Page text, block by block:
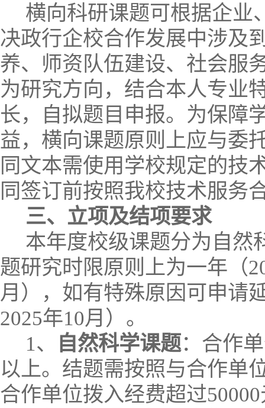
横向科研课题可根据企业
决政行企校合作发展中涉及
养、师资队伍建设、社会服
为研究方向，结合本人专业
长，自拟题目申报。为保障
益，横向课题原则上应与委
同文本需使用学校规定的技
同签订前按照我校技术服务
三、立项及结项要求
本年度校级课题分为自然
题研究时限原则上为一年（
月），如有特殊原因可申请
2025年10月）。
1、 自然科学课题：合作
以上。结题需按照与合作单
合作单位拨入经费超过50000